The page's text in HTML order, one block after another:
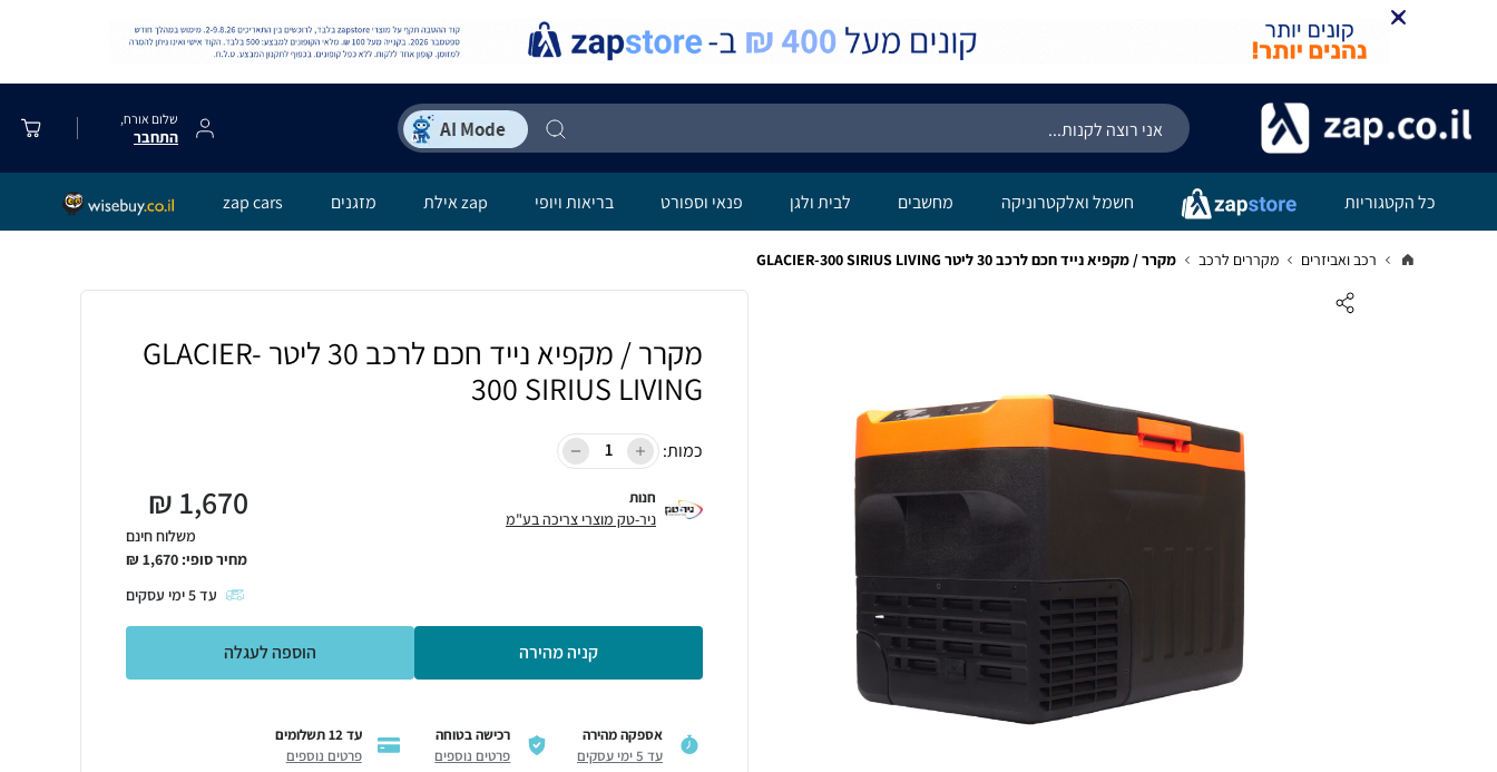
שלום אורח,
התחבר
כל הקטגוריות חשמל ואלקטרוניקה מחשבים לבית ולגן פנאי וספורט בריאות ויופי zap אילת מזגנים zap cars
רכב ואביזרים מקררים לרכב מקרר / מקפיא נייד חכם לרכב 30 ליטר GLACIER-300 SIRIUS LIVING
מקרר / מקפיא נייד חכם לרכב 30 ליטר GLACIER-
300 SIRIUS LIVING
כמות:
חנות
ניר-טק מוצרי צריכה בע"מ 1,670
₪
משלוח חינם
מחיר סופי: 1,670
₪
עד5ימי עסקים
קניה מהירה הוספה לעגלה
אספקה מהירה
עד 5 ימי עסקים
רכישה בטוחה
פרטים נוספים
עד 12 תשלומים
פרטים נוספים